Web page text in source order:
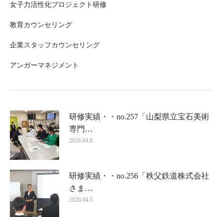
女子力活性化プロジェクト研修
教育カウンセリング
企業スタッフカウンセリング
アンガーマネジメント
研修実績・・no.257「山梨県立宝石美術
専門…
2026.04.8
研修実績・・no.256「秩父鉄道株式会社
さま…
2026.04.5